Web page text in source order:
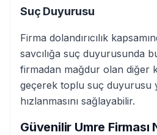
Suç Duyurusu
Firma dolandırıcılık
savcılığa suç duyurusunda
firmadan mağdur olan diğer
geçerek toplu suç duyurusu
hızlanmasını sağlayabilir.
Güvenilir Umre Firması